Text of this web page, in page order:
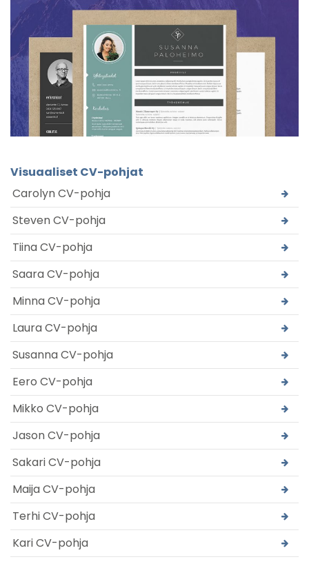
Visuaaliset CV-pohjat
Carolyn CV-pohja
Steven CV-pohja
Tiina CV-pohja
Saara CV-pohja
Minna CV-pohja
Laura CV-pohja
Susanna CV-pohja
Eero CV-pohja
Mikko CV-pohja
Jason CV-pohja
Sakari CV-pohja
Maija CV-pohja
Terhi CV-pohja
Kari CV-pohja